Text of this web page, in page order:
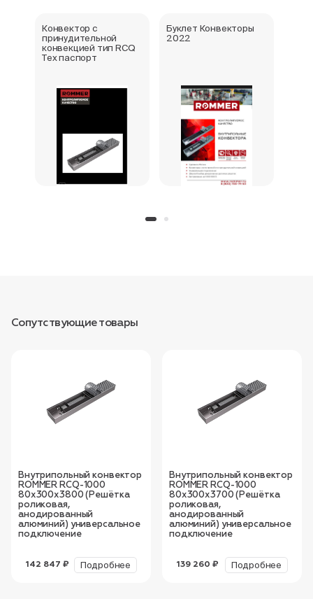
Конвектор с
принудительной
конвекцией тип RCQ
Тех паспорт
Буклет Конвекторы
2022
Сопутствующие товары
Внутрипольный конвектор
ROMMER RCQ-1000
80х300х3800 (Решётка
роликовая,
анодированный
алюминий) универсальное
подключение
142 847 ₽ Подробнее
Внутрипольный конвектор
ROMMER RCQ-1000
80х300х3700 (Решётка
роликовая,
анодированный
алюминий) универсальное
подключение
139 260 ₽ Подробнее